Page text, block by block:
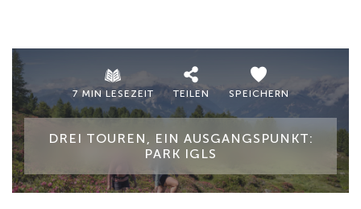
7 MIN LESEZEIT TEILEN SPEICHERN
DREI TOUREN, EIN AUSGANGSPUNKT:
PARK IGLS